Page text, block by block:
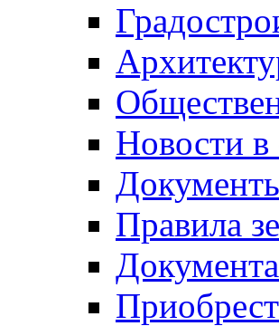
Новости в
Правила